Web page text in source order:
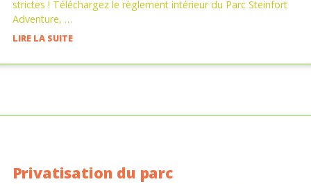
strictes ! Téléchargez le règlement intérieur du Parc Steinfort
Adventure, …
LIRE LA SUITE
Privatisation du parc